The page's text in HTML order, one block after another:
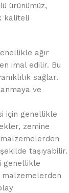
ürünümüz,
kaliteli
ağır
imal edilir. Bu
sağlar.
ve
için genellikle
zemine
şekilde taşıyabilir.
genellikle
malzemelerden